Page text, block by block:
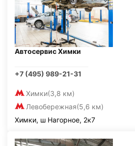
Автосервис Химки
+7 (495) 989-21-31
Химки(3,8 км)
Левобережная(5,6 км)
Химки, ш Нагорное, 2к7